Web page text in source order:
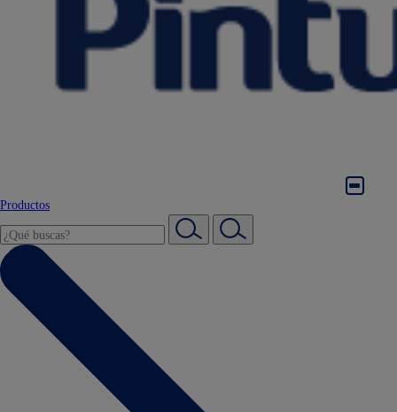
Productos